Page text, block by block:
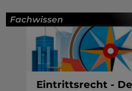
Fachwissen
Eintrittsrecht -